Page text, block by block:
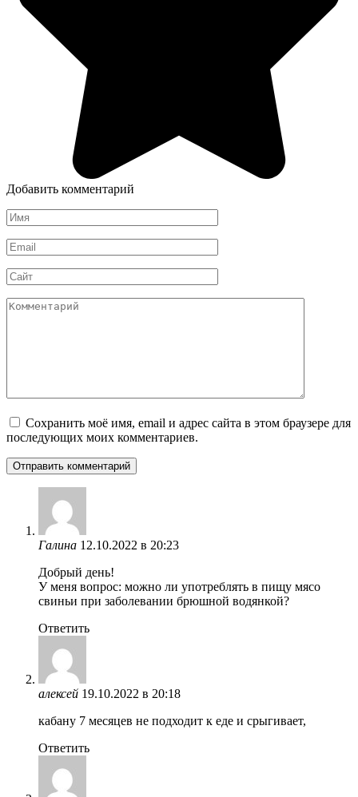
Добавить комментарий
Имя
*
Email
*
Сайт
Комментарий
Сохранить моё имя, email и адрес сайта в этом браузере для
последующих моих комментариев.
Галина 12.10.2022 в 20:23
Добрый день!
У меня вопрос: можно ли употреблять в пищу мясо
свиньи при заболевании брюшной водянкой?
Ответить
алексей 19.10.2022 в 20:18
кабану 7 месяцев не подходит к еде и срыгивает,
Ответить